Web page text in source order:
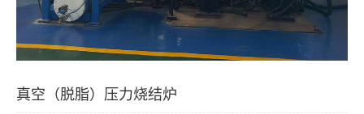
真空（脱脂）压力烧结炉